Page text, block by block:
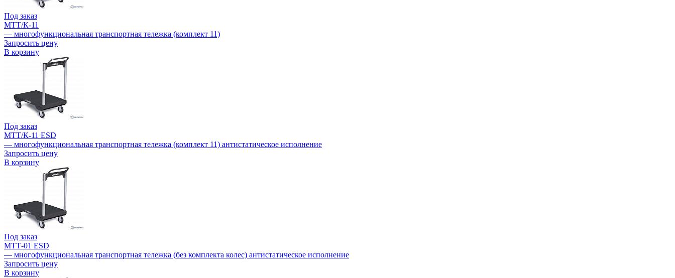
Под заказ
МТТ/К-11
— многофункциональная транспортная тележка (комплект 11)
Запросить цену
В корзину
Под заказ
МТТ/К-11 ESD
— многофункциональная транспортная тележка (комплект 11) антистатическое исполнение
Запросить цену
В корзину
Под заказ
МТТ-01 ESD
— многофункциональная транспортная тележка (без комплекта колес) антистатическое исполнение
Запросить цену
В корзину